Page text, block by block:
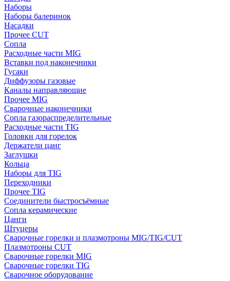
Наборы
Наборы балеринок
Насадки
Прочее CUT
Сопла
Расходные части MIG
Вставки под наконечники
Гусаки
Диффузоры газовые
Каналы направляющие
Прочее MIG
Сварочные наконечники
Сопла газораспределительные
Расходные части TIG
Головки для горелок
Держатели цанг
Заглушки
Кольца
Наборы для TIG
Переходники
Прочее TIG
Соединители быстросъёмные
Сопла керамические
Цанги
Штуцеры
Сварочные горелки и плазмотроны MIG/TIG/CUT
Плазмотроны CUT
Сварочные горелки MIG
Сварочные горелки TIG
Сварочное оборудование